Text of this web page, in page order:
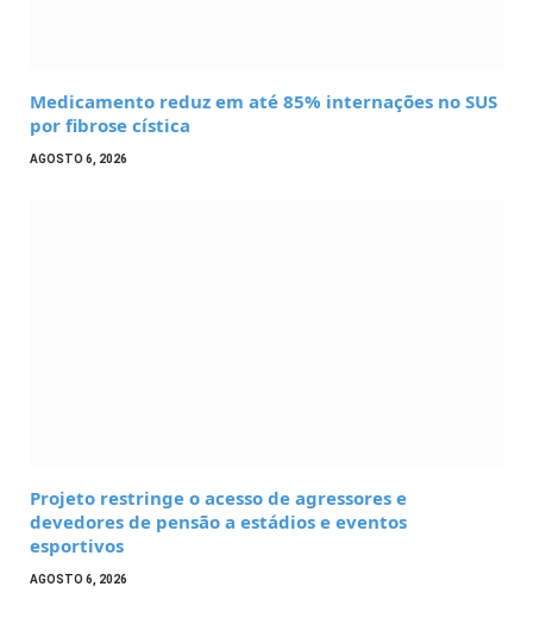
Medicamento reduz em até 85% internações no SUS
por fibrose cística
AGOSTO 6, 2026
Projeto restringe o acesso de agressores e
devedores de pensão a estádios e eventos
esportivos
AGOSTO 6, 2026